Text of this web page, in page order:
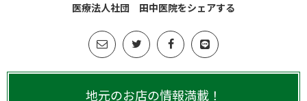
医療法人社団 田中医院をシェアする
地元のお店の情報満載！